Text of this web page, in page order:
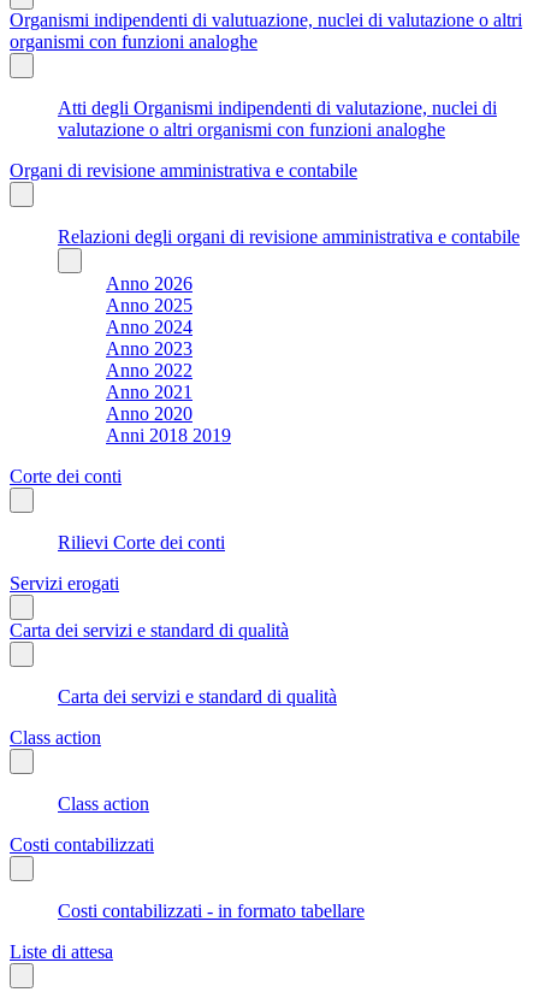
Organismi indipendenti di valutuazione, nuclei di valutazione o altri
organismi con funzioni analoghe
Atti degli Organismi indipendenti di valutazione, nuclei di
valutazione o altri organismi con funzioni analoghe
Organi di revisione amministrativa e contabile
Relazioni degli organi di revisione amministrativa e contabile
Anno 2026
Anno 2025
Anno 2024
Anno 2023
Anno 2022
Anno 2021
Anno 2020
Anni 2018 2019
Corte dei conti
Rilievi Corte dei conti
Servizi erogati
Carta dei servizi e standard di qualità
Carta dei servizi e standard di qualità
Class action
Class action
Costi contabilizzati
Costi contabilizzati - in formato tabellare
Liste di attesa